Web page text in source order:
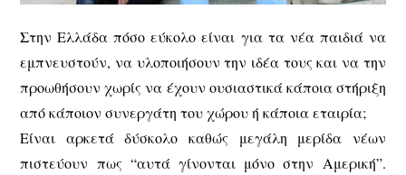
Στην Ελλάδα πόσο εύκολο είναι για τα νέα παιδιά να
εμπνευστούν, να υλοποιήσουν την ιδέα τους και να την
προωθήσουν χωρίς να έχουν ουσιαστικά κάποια στήριξη
από κάποιον συνεργάτη του χώρου ή κάποια εταιρία;
Είναι αρκετά δύσκολο καθώς μεγάλη μερίδα νέων
πιστεύουν πως “αυτά γίνονται μόνο στην Αμερική”.